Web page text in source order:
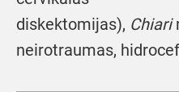
diskektomijas), Chiari
neirotraumas,